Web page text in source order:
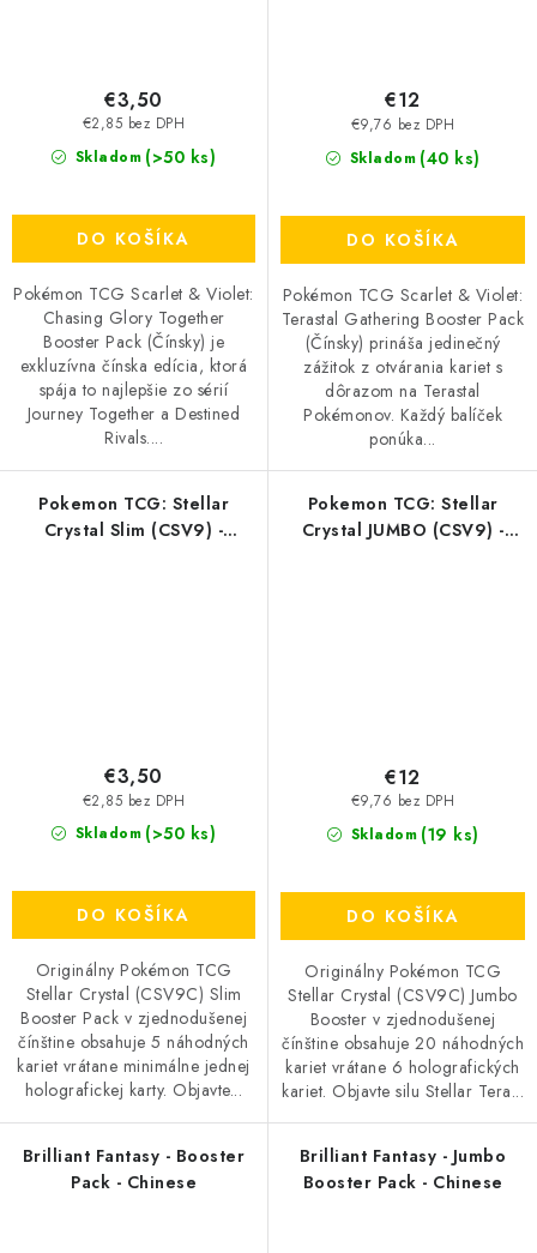
Skladom (>50 ks)
€2,85 bez DPH
€3,50
DO KOŠÍKA
Pokémon TCG Scarlet & Violet:
Chasing Glory Together
Booster Pack (Čínsky) je
exkluzívna čínska edícia, ktorá
spája to najlepšie zo sérií
Journey Together a Destined
Rivals....
Skladom (40 ks)
€9,76 bez DPH
€12
DO KOŠÍKA
Pokémon TCG Scarlet & Violet:
Terastal Gathering Booster Pack
(Čínsky) prináša jedinečný
zážitok z otvárania kariet s
dôrazom na Terastal
Pokémonov. Každý balíček
ponúka...
Pokemon TCG: Stellar
Crystal Slim (CSV9) -
Skladom (>50 ks)
€2,85 bez DPH
€3,50
DO KOŠÍKA
Originálny Pokémon TCG
Stellar Crystal (CSV9C) Slim
Booster Pack v zjednodušenej
čínštine obsahuje 5 náhodných
kariet vrátane minimálne jednej
holografickej karty. Objavte...
Pokemon TCG: Stellar
Crystal JUMBO (CSV9) -
Skladom (19 ks)
€9,76 bez DPH
€12
DO KOŠÍKA
Originálny Pokémon TCG
Stellar Crystal (CSV9C) Jumbo
Booster v zjednodušenej
čínštine obsahuje 20 náhodných
kariet vrátane 6 holografických
kariet. Objavte silu Stellar Tera...
Brilliant Fantasy - Booster
Pack - Chinese
Brilliant Fantasy - Jumbo
Booster Pack - Chinese